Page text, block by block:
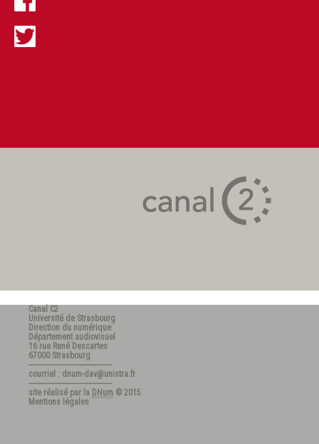
Canal C2
Université de Strasbourg
Direction du numérique
Département audiovisuel
16 rue René Descartes
67000 Strasbourg
---------------------------------------
courriel : dnum-dav@unistra.fr
---------------------------------------
site réalisé par la DNum © 2015
Mentions légales